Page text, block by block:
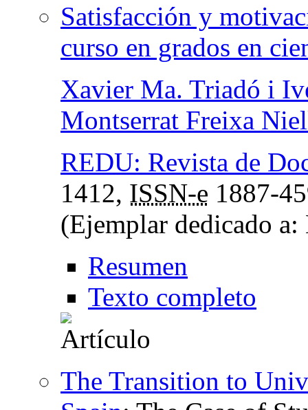
Satisfacción y
curso en grados en
Xavier Ma. Triadó i
Montserrat Freixa
REDU: Revista de
1412, ISSN-e 1887-
(Ejemplar dedicado
Resumen
Texto completo
The Transition to